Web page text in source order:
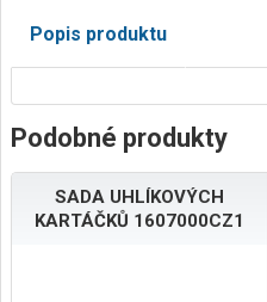
Popis produktu
Podobné produkty
SADA UHLÍKOVÝCH
KARTÁČKŮ 1607000CZ1